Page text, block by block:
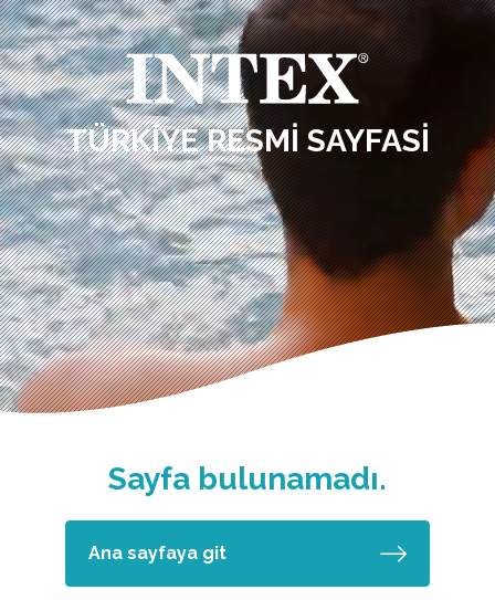
TÜRKIYE RESMI SAYFASI
Sayfa bulunamadı.
Ana sayfaya git